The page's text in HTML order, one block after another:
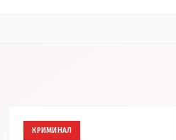
КРИМИНАЛ